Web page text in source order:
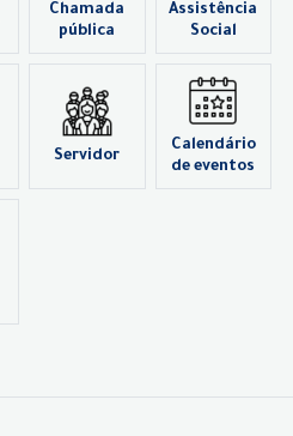
Chamada
pública
Assistência
Social
Servidor
Calendário
de eventos